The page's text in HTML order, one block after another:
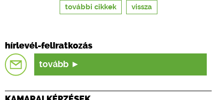
további cikkek vissza
hírlevél-feliratkozás
tovább